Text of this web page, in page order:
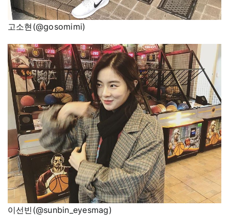
고소현(@gosomimi)
이선빈(@sunbin_eyesmag)